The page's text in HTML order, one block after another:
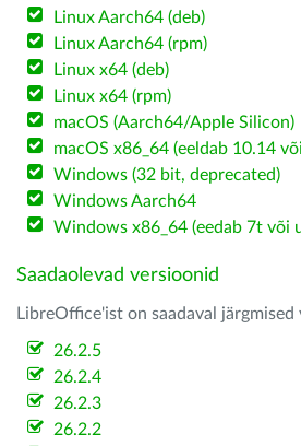
Linux Aarch64 (deb)
Linux Aarch64 (rpm)
Linux x64 (deb)
Linux x64 (rpm)
macOS (Aarch64/Apple Silicon)
macOS x86_64 (eeldab 10.14
Windows (32 bit, deprecated)
Windows Aarch64
Windows x86_64 (eedab 7t või
Saadaolevad versioonid
LibreOffice'ist on saadaval järgmised
26.2.5
26.2.4
26.2.3
26.2.2